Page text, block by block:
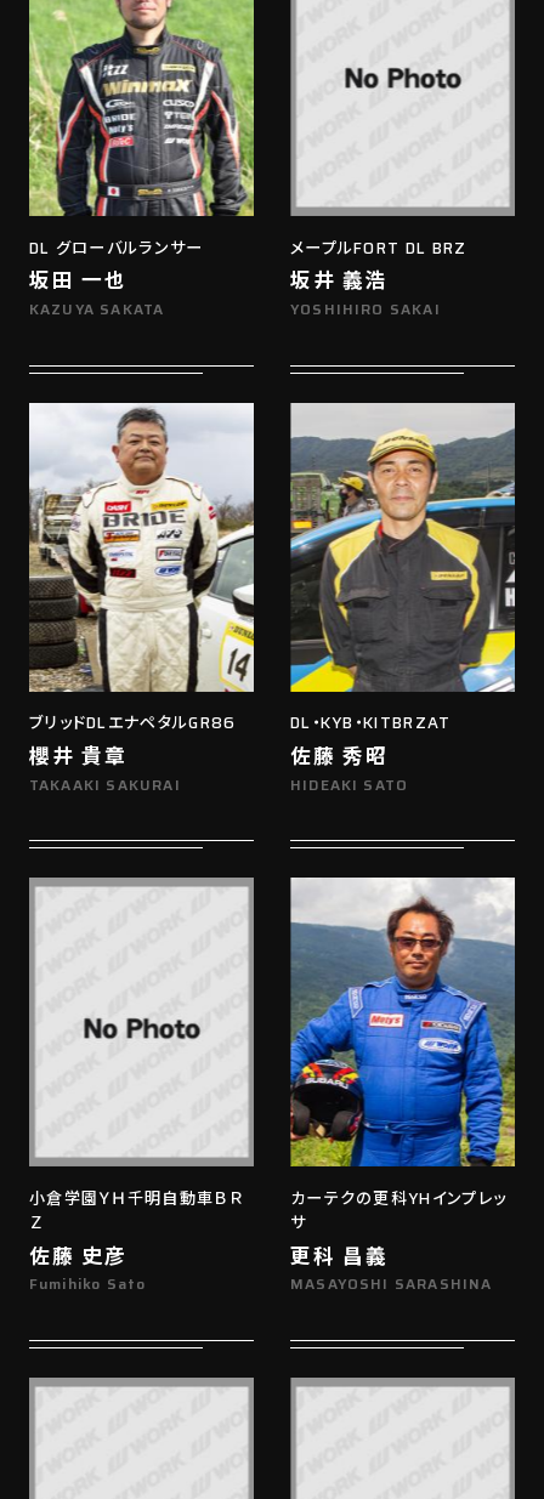
DL グローバルランサー
坂田 一也
KAZUYA SAKATA
メープルFORT DL BRZ
坂井 義浩
YOSHIHIRO SAKAI
ブリッドDLエナペタルGR86
櫻井 貴章
TAKAAKI SAKURAI
DL・KYB・KITBRZAT
佐藤 秀昭
HIDEAKI SATO
小倉学園ＹＨ千明自動車ＢＲ
Ｚ
佐藤 史彦
Fumihiko Sato
カーテクの更科YHインプレッ
サ
更科 昌義
MASAYOSHI SARASHINA